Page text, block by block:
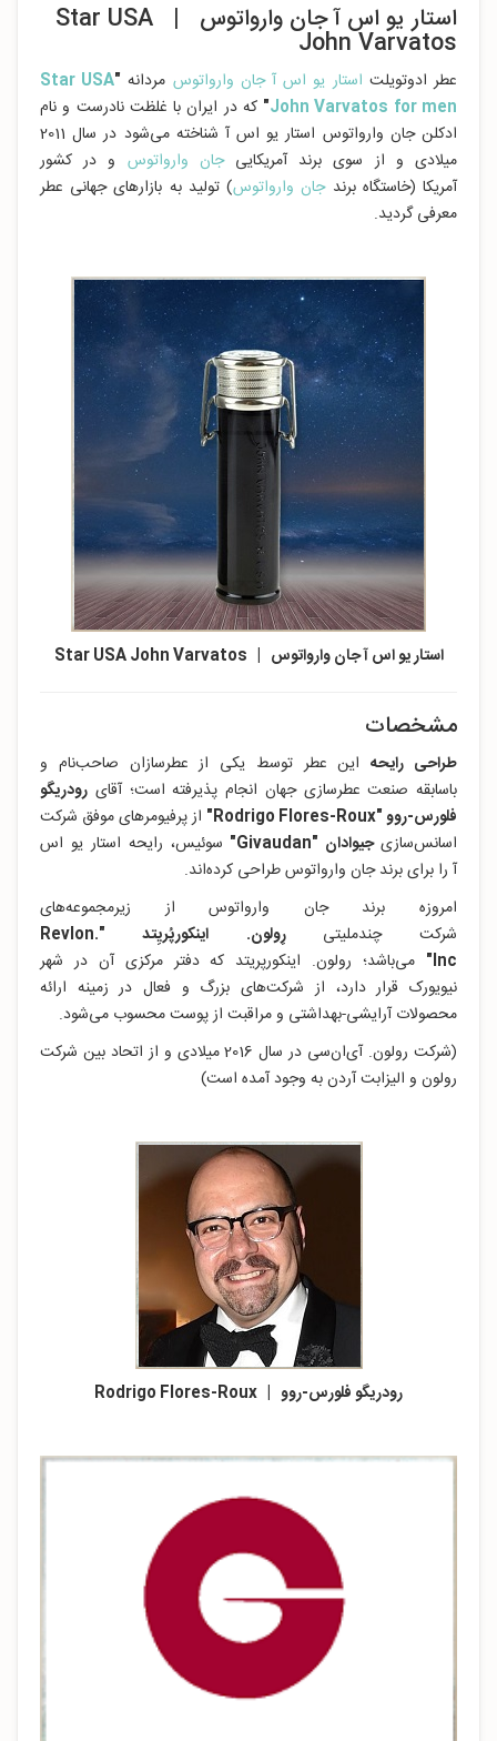
استار یو اس آ جان وارواتوس | Star USA
John Varvatos
عطر ادوتویلت استار یو اس آ جان وارواتوس مردانه "
Star USA
John Varvatos for men
" که در ایران با غلظت نادرست و نام
ادکلن جان وارواتوس استار یو اس آ شناخته می‌شود در سال 2011
میلادی و از سوی برند آمریکاییجان وارواتوس و در کشور
آمریکا (خاستگاه برندجان وارواتوس) تولید به بازارهای جهانی عطر
معرفی گردید.
استار یو اس آ جان وارواتوس | Star USA John Varvatos
مشخصات
طراحی رایحهاین عطر توسط یکی از عطرسازان صاحب‌نام و
باسابقه صنعت عطرسازی جهان انجام پذیرفته است؛ آقای رودریگو
فلورس-روو "Rodrigo Flores-Roux"
از پرفیومرهای موفق شرکت
اسانس‌سازی جیوادان "Givaudan"
سوئیس، رایحه استار یو اس
آ را برای برند جان وارواتوس طراحی کرده‌اند.
امروزه برند جان وارواتوس از زیرمجموعه‌های
شرکت چندملیتی
رِولون. اینکورپُریِتد "Revlon.
Inc"
می‌باشد؛ رولون. اینکورپریتد که دفتر مرکزی آن در شهر
نیویورک قرار دارد، از شرکت‌های بزرگ و فعال در زمینه ارائه
محصولات آرایشی-بهداشتی و مراقبت از پوست محسوب می‌شود.
(شرکت رولون. آی‌ان‌سی در سال 2016 میلادی و از اتحاد بین شرکت
رولون و الیزابت آردن به وجود آمده است)
رودریگو فلورس-روو | Rodrigo Flores-Roux